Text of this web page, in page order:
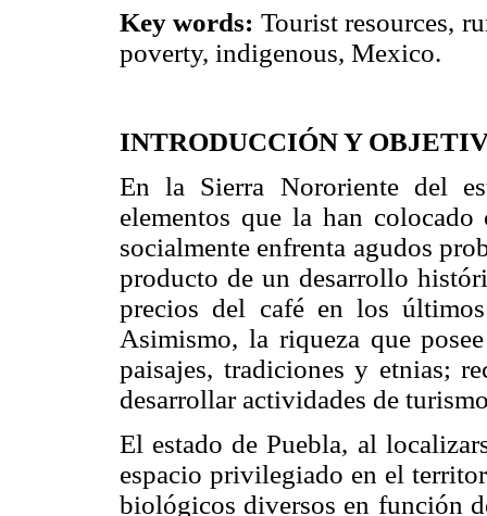
Key words: Tourist resources,
poverty, indigenous, Mexico.
INTRODUCCIÓN Y
En la Sierra Nororiente del
elementos que la han
socialmente enfrenta agudos
producto de un desarrollo
precios del café en los
Asimismo, la riqueza que
paisajes, tradiciones y etnias;
desarrollar actividades de
El estado de Puebla, al
espacio privilegiado en el
biológicos diversos en función